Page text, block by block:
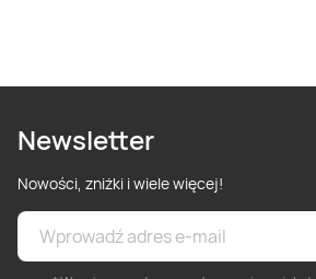
Newsletter
Nowości, zniżki i wiele więcej!